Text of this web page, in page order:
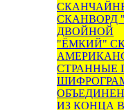
СКАНВОРД
ДВОЙНОЙ
"ЁМКИЙ"
СТРАННЫЕ
ИЗ КОНЦА